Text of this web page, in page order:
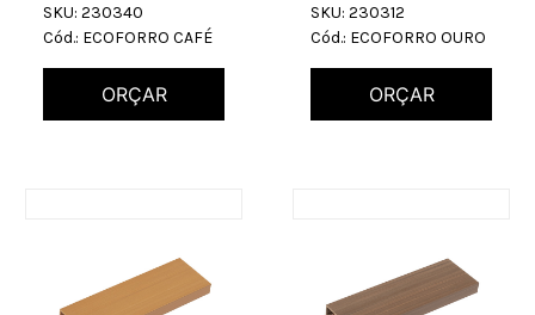
SKU: 230340
Cód.: ECOFORRO CAFÉ
ORÇAR
SKU: 230312
Cód.: ECOFORRO OURO
ORÇAR